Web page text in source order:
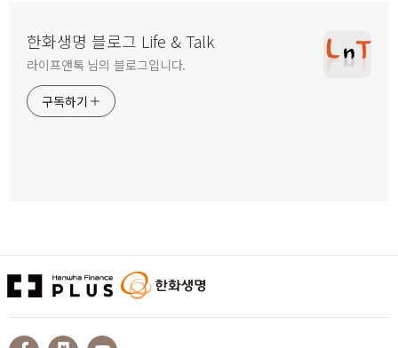
한화생명 블로그 Life & Talk
라이프앤톡 님의 블로그입니다.
구독하기